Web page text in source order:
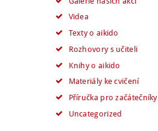
Videa
Texty o aikido
Rozhovory s učiteli
Knihy o aikido
Materiály ke cvičení
Příručka pro začátečníky
Uncategorized